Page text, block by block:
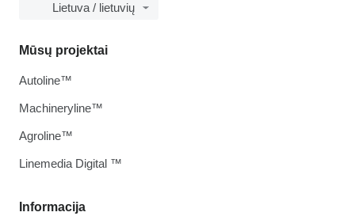
Lietuva / lietuvių
Informacija
Mūsų projektai
Autoline™
Machineryline™
Agroline™
Linemedia Digital ™